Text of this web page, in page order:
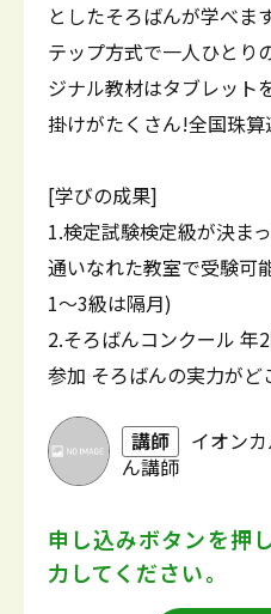
としたそろばんが学べま
テップ方式で一人ひとり
ジナル教材はタブレット
掛けがたくさん!全国珠
[学びの成果]
1.検定試験検定級が決ま
通いなれた教室で受験可
1～3級は隔月)
2.そろばんコンクール 年
参加 そろばんの実力が
講師
イオン
ん講師
申し込みボタンを押
力してください。